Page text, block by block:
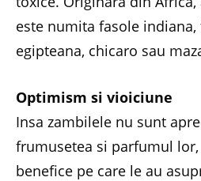
este numita fasole
egipteana, chicaro sau
Optimism si vioiciune
Insa zambilele nu sunt
frumusetea si parfumul
benefice pe care le au